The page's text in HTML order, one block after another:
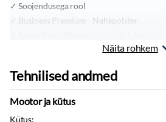
Soojendusega rool
Business Premium - Nahkpolster
Tagurduskaamera
Automaatne kahetsooniline kliimaseade
Näita rohkem
Tehnilised andmed
Mootor ja kütus
Kütus: